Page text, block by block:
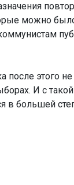
можно
этого
И с
в большей